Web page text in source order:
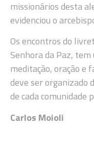
missionários desta
evidenciou o
Os encontros do
Senhora da Paz,
meditação, oração e
deve ser organizado
de cada comunidade
Carlos Moioli